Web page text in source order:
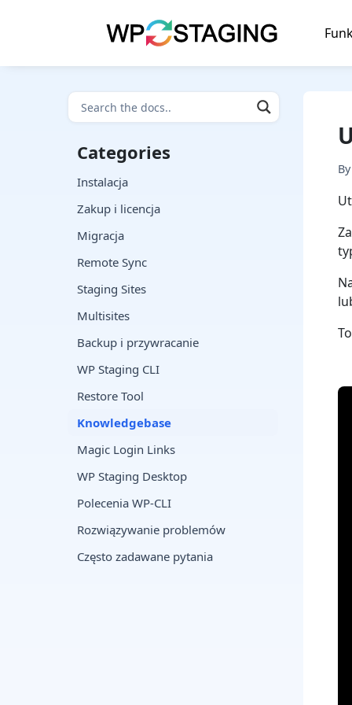
By
Categories
Instalacja
Zakup i licencja
Migracja
Remote Sync
Staging Sites
Multisites
Backup i przywracanie
WP Staging CLI
Restore Tool
Knowledgebase
Magic Login Links
WP Staging Desktop
Polecenia WP-CLI
Rozwiązywanie problemów
Często zadawane pytania